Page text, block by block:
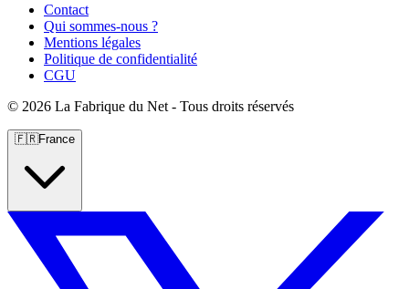
Contact
Qui sommes-nous ?
Mentions légales
Politique de confidentialité
CGU
© 2026 La Fabrique du Net - Tous droits réservés
🇫🇷France